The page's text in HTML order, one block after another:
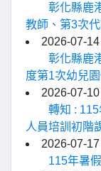
彰化縣鹿
教師、第3次
2026-07-14
彰化縣鹿
度第1次幼兒
2026-07-10
轉知 :
人員培訓初階
2026-07-17
115年暑